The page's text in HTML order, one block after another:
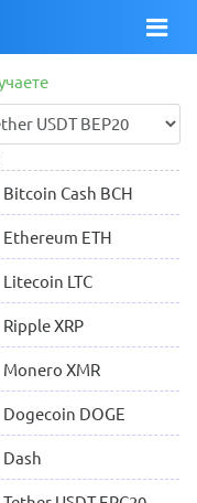
Bitcoin Cash BCH
Ethereum ETH
Litecoin LTC
Ripple XRP
Monero XMR
Dogecoin DOGE
Dash